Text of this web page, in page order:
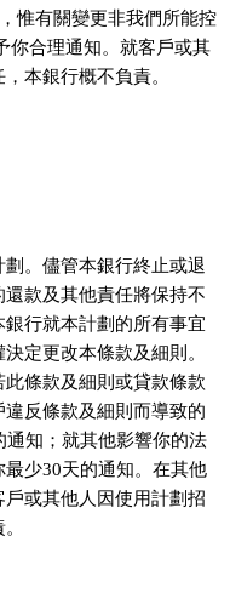
惟有關變更非我們所能控
你合理通知。就客戶或其
本銀行概不負責。
。儘管本銀行終止或退
款及其他責任將保持不
行就本計劃的所有事宜
定更改本條款及細則。
條款及細則或貸款條款
反條款及細則而導致的
知；就其他影響你的法
少30天的通知。在其他
或其他人因使用計劃招